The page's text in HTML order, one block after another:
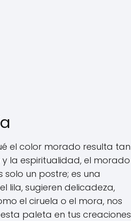
el color morado resulta tan
la espiritualidad, el morado
un postre; es una
lila, sugieren delicadeza,
el ciruela o el mora, nos
paleta en tus creaciones